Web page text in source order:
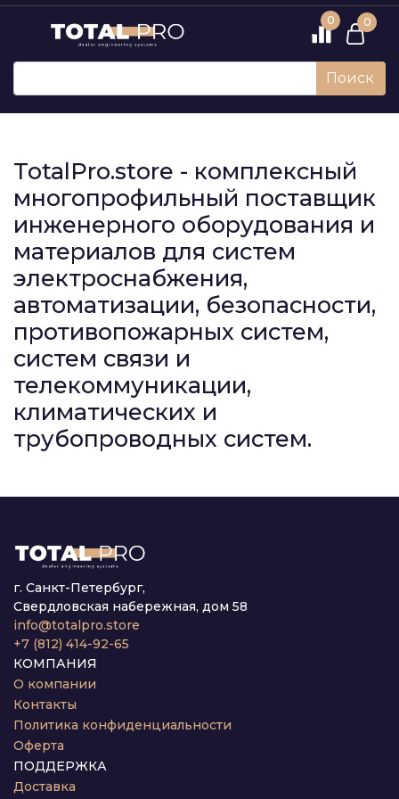
0 0
Поиск
TotalPro.store - комплексный
многопрофильный поставщик
инженерного оборудования и
материалов для систем
электроснабжения,
автоматизации, безопасности,
противопожарных систем,
систем связи и
телекоммуникации,
климатических и
трубопроводных систем.
г. Санкт-Петербург,
Свердловская набережная, дом 58
info@totalpro.store
+7 (812) 414-92-65
КОМПАНИЯ
О компании
Контакты
Политика конфиденциальности
Оферта
ПОДДЕРЖКА
Доставка